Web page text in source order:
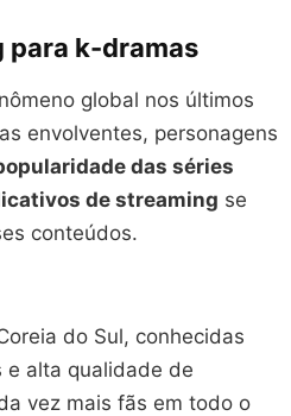
para k-dramas
global nos últimos
envolventes, personagens
das séries
de streaming se
conteúdos.
do Sul, conhecidas
e alta qualidade de
vez mais fãs em todo o